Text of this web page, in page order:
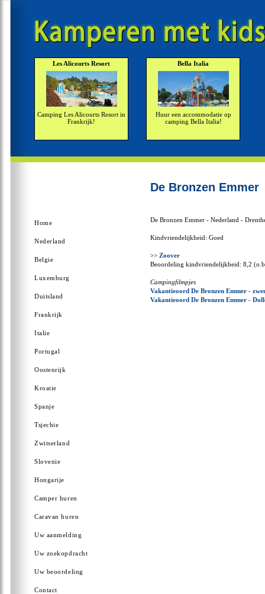
Les Alicourts Resort
Camping Les Alicourts Resort in
Frankrijk!
Bella Italia
Huur een accommodatie op
camping Bella Italia!
Home
Nederland
Belgie
Luxemburg
Duitsland
Frankrijk
Italie
Portugal
Oostenrijk
Kroatie
Spanje
Tsjechie
Zwitserland
Slovenie
Hongarije
Camper huren
Caravan huren
Uw aanmelding
Uw zoekopdracht
Uw beoordeling
Contact
De Bronzen Emmer
De Bronzen Emmer - Nederland -
Kindvriendelijkheid: Goed
>> Zoover
Beoordeling kindvriendelijkheid: 8,2
Campingfilmpjes
Vakantieoord De Bronzen Emmer -
Vakantieoord De Bronzen Emmer -